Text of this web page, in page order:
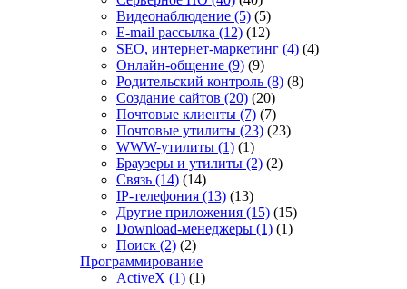
Видеонаблюдение (5) (5)
E-mail рассылка (12) (12)
SEO, интернет-маркетинг (4) (4)
Онлайн-общение (9) (9)
Родительский контроль (8) (8)
Создание сайтов (20) (20)
Почтовые клиенты (7) (7)
Почтовые утилиты (23) (23)
WWW-утилиты (1) (1)
Браузеры и утилиты (2) (2)
Связь (14) (14)
IP-телефония (13) (13)
Другие приложения (15) (15)
Download-менеджеры (1) (1)
Поиск (2) (2)
Программирование
ActiveX (1) (1)